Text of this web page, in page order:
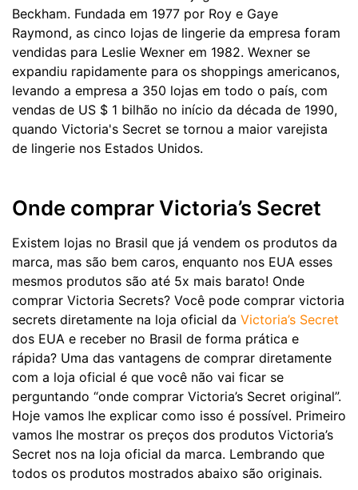
Beckham. Fundada em 1977 por Roy e Gaye
Raymond, as cinco lojas de lingerie da empresa foram
vendidas para Leslie Wexner em 1982. Wexner se
expandiu rapidamente para os shoppings americanos,
levando a empresa a 350 lojas em todo o país, com
vendas de US $ 1 bilhão no início da década de 1990,
quando Victoria's Secret se tornou a maior varejista
de lingerie nos Estados Unidos.
Onde comprar Victoria’s Secret
Existem lojas no Brasil que já vendem os produtos da
marca, mas são bem caros, enquanto nos EUA esses
mesmos produtos são até 5x mais barato! Onde
comprar Victoria Secrets? Você pode comprar victoria
secrets diretamente na loja oficial da Victoria’s Secret
dos EUA e receber no Brasil de forma prática e
rápida? Uma das vantagens de comprar diretamente
com a loja oficial é que você não vai ficar se
perguntando “onde comprar Victoria’s Secret original”.
Hoje vamos lhe explicar como isso é possível. Primeiro
vamos lhe mostrar os preços dos produtos Victoria’s
Secret nos na loja oficial da marca. Lembrando que
todos os produtos mostrados abaixo são originais.